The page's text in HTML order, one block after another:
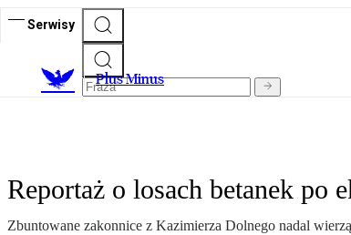
Serwisy
Plus Minus
Reportaż o losach betanek po
Zbuntowane zakonnice z Kazimierza Dolnego nadal